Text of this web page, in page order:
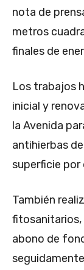
nota de
metros
finales de
Los trabajos
inicial y
la Avenida
antihierbas
superficie por
También
fitosanitarios,
abono de